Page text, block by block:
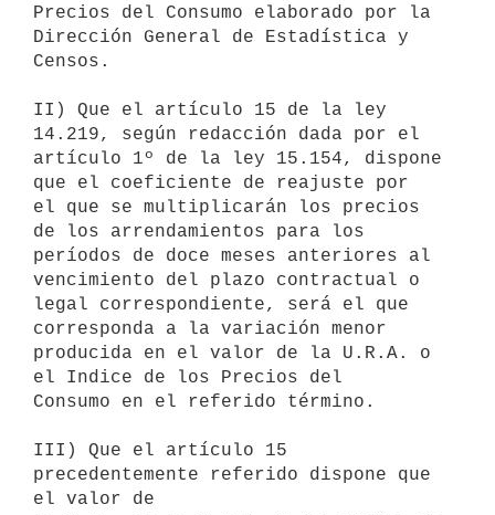
Precios del Consumo elaborado por la
Dirección General de Estadística y
Censos.
II) Que el artículo 15 de la ley
14.219, según redacción dada por el
artículo 1º de la ley 15.154, dispone
que el coeficiente de reajuste por
el que se multiplicarán los precios
de los arrendamientos para los
períodos de doce meses anteriores al
vencimiento del plazo contractual o
legal correspondiente, será el que
corresponda a la variación menor
producida en el valor de la U.R.A. o
el Indice de los Precios del
Consumo en el referido término.
III) Que el artículo 15
precedentemente referido dispone que
el valor de